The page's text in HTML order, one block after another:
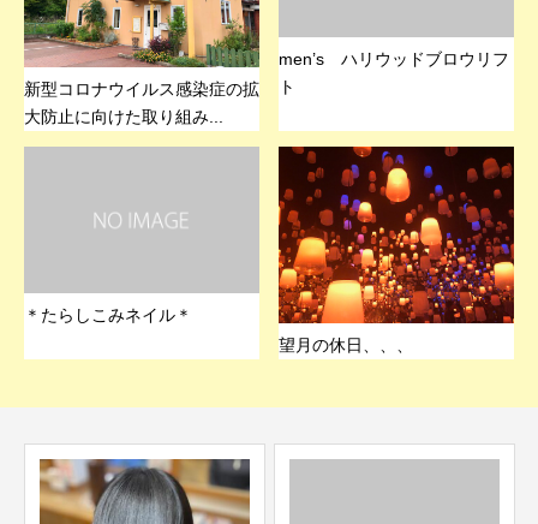
新型コロナウイルス感染症の拡
大防止に向けた取り組み...
men’s ハリウッドブロウリフ
ト
＊たらしこみネイル＊
望月の休日、、、